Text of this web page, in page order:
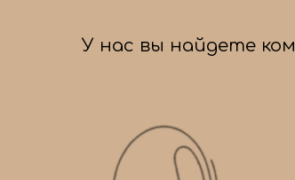
У нас вы найдете